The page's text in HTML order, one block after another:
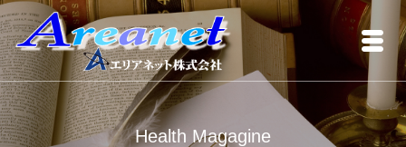
Health Magagine